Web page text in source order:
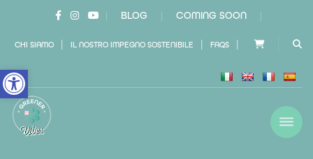
Open toolbar
BLOG COMING SOON
CHI SIAMO IL NOSTRO IMPEGNO SOSTENIBILE FAQS